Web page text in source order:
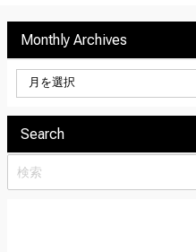
Monthly Archives
Search